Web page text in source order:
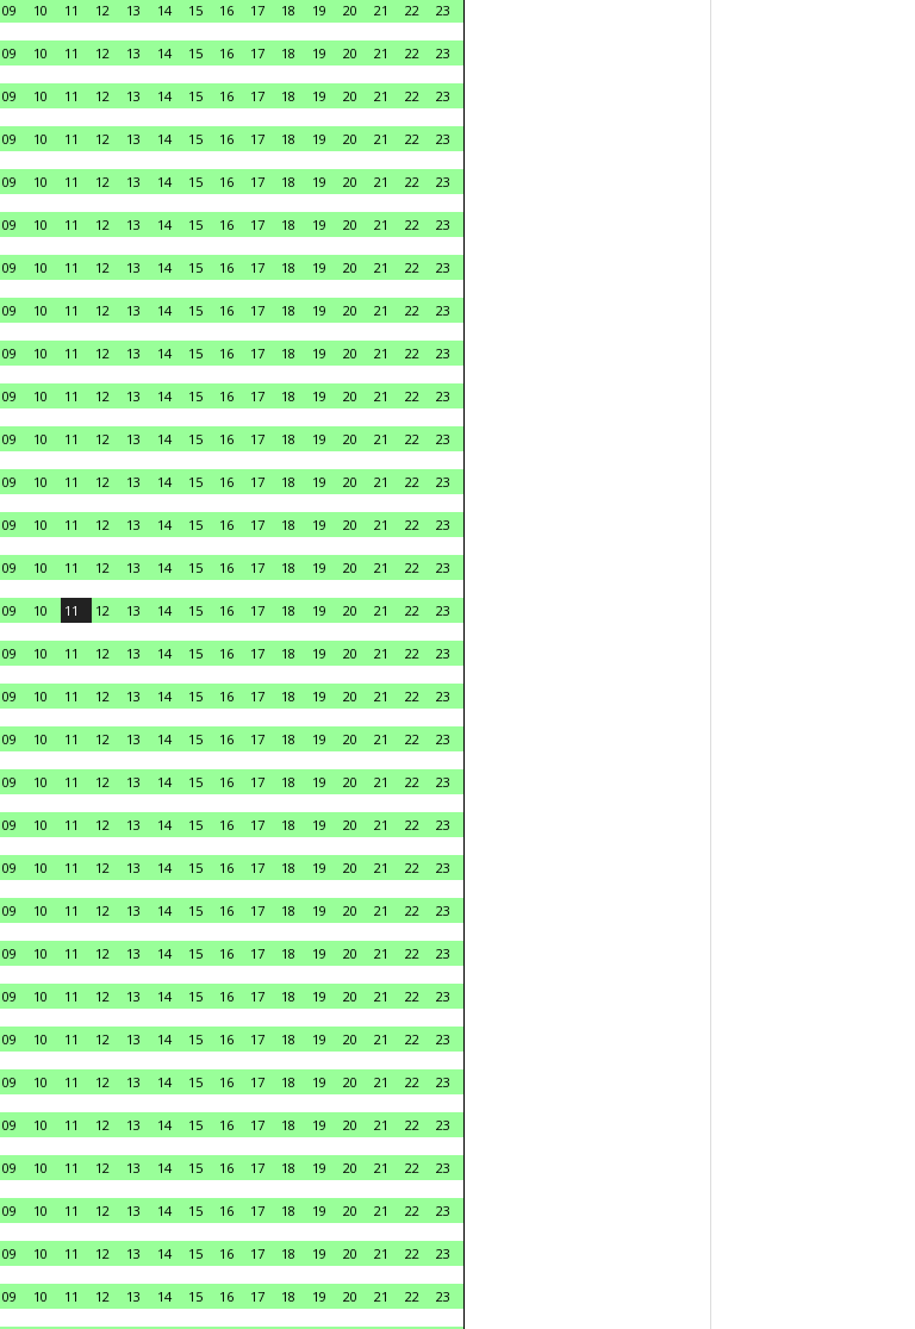
09 10 11 12 13 14 15 16 17 18 19 20 21 22
23
09 10 11 12 13 14 15 16 17 18 19 20 21 22
23
09 10 11 12 13 14 15 16 17 18 19 20 21 22
23
09 10 11 12 13 14 15 16 17 18 19 20 21 22
23
09 10 11 12 13 14 15 16 17 18 19 20 21 22
23
09 10 11 12 13 14 15 16 17 18 19 20 21 22
23
09 10 11 12 13 14 15 16 17 18 19 20 21 22
23
09 10 11 12 13 14 15 16 17 18 19 20 21 22
23
09 10 11 12 13 14 15 16 17 18 19 20 21 22
23
09 10 11 12 13 14 15 16 17 18 19 20 21 22
23
09 10 11 12 13 14 15 16 17 18 19 20 21 22
23
09 10 11 12 13 14 15 16 17 18 19 20 21 22
23
09 10 11 12 13 14 15 16 17 18 19 20 21 22
23
09 10 11 12 13 14 15 16 17 18 19 20 21 22
23
09 10 11 12 13 14 15 16 17 18 19 20 21 22
23
09 10 11 12 13 14 15 16 17 18 19 20 21 22
23
09 10 11 12 13 14 15 16 17 18 19 20 21 22
23
09 10 11 12 13 14 15 16 17 18 19 20 21 22
23
09 10 11 12 13 14 15 16 17 18 19 20 21 22
23
09 10 11 12 13 14 15 16 17 18 19 20 21 22
23
09 10 11 12 13 14 15 16 17 18 19 20 21 22
23
09 10 11 12 13 14 15 16 17 18 19 20 21 22
23
09 10 11 12 13 14 15 16 17 18 19 20 21 22
23
09 10 11 12 13 14 15 16 17 18 19 20 21 22
23
09 10 11 12 13 14 15 16 17 18 19 20 21 22
23
09 10 11 12 13 14 15 16 17 18 19 20 21 22
23
09 10 11 12 13 14 15 16 17 18 19 20 21 22
23
09 10 11 12 13 14 15 16 17 18 19 20 21 22
23
09 10 11 12 13 14 15 16 17 18 19 20 21 22
23
09 10 11 12 13 14 15 16 17 18 19 20 21 22
23
09 10 11 12 13 14 15 16 17 18 19 20 21 22
23